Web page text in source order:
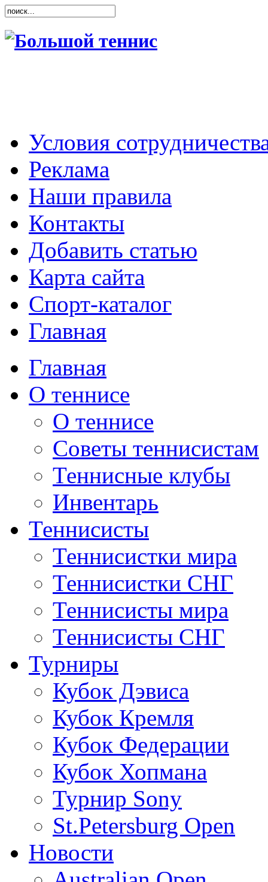
Условия
Реклама
Наши правила
Контакты
Добавить статью
Карта сайта
Спорт-каталог
Главная
Главная
О теннисе
О теннисе
Советы теннисистам
Теннисные клубы
Инвентарь
Теннисисты
Теннисистки мира
Теннисистки СНГ
Теннисисты мира
Теннисисты СНГ
Турниры
Кубок Дэвиса
Кубок Кремля
Кубок Федерации
Кубок Хопмана
Турнир Sony
St.Petersburg Open
Новости